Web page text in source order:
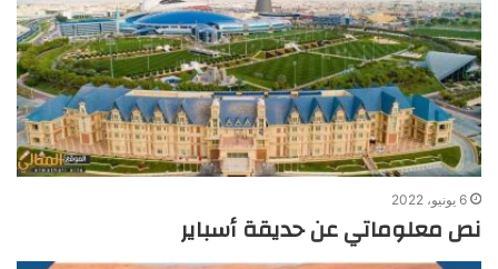
6 يونيو، 2022
نص معلوماتي عن حديقة أسباير